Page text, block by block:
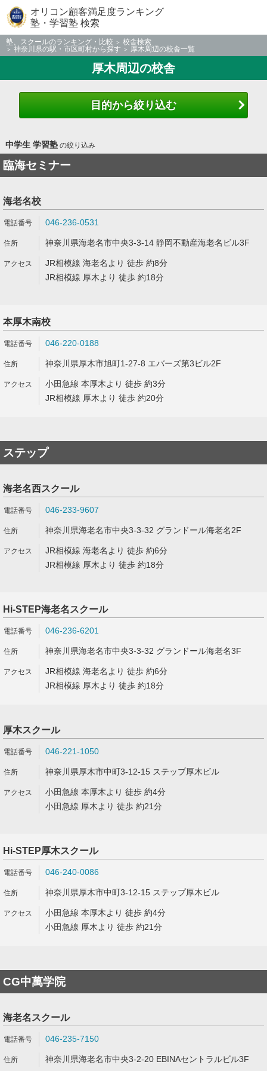
オリコン顧客満足度ランキング
塾・学習塾 検索
塾、スクールのランキング・比較
校舎検索
神奈川県の駅・市区町村から探す
厚木周辺の校舎一覧
厚木周辺の校舎
目的から絞り込む
中学生 学習塾の絞り込み
臨海セミナー
海老名校
046-236-0531
神奈川県海老名市中央3-3-14 静岡不動産海老名ビル3F
JR相模線 海老名より 徒歩 約8分
JR相模線 厚木より 徒歩 約18分
本厚木南校
046-220-0188
神奈川県厚木市旭町1-27-8 エバーズ第3ビル2F
小田急線 本厚木より 徒歩 約3分
JR相模線 厚木より 徒歩 約20分
ステップ
海老名西スクール
046-233-9607
神奈川県海老名市中央3-3-32 グランドール海老名2F
JR相模線 海老名より 徒歩 約6分
JR相模線 厚木より 徒歩 約18分
Hi-STEP海老名スクール
046-236-6201
神奈川県海老名市中央3-3-32 グランドール海老名3F
JR相模線 海老名より 徒歩 約6分
JR相模線 厚木より 徒歩 約18分
厚木スクール
046-221-1050
神奈川県厚木市中町3-12-15 ステップ厚木ビル
小田急線 本厚木より 徒歩 約4分
小田急線 厚木より 徒歩 約21分
Hi-STEP厚木スクール
046-240-0086
神奈川県厚木市中町3-12-15 ステップ厚木ビル
小田急線 本厚木より 徒歩 約4分
小田急線 厚木より 徒歩 約21分
CG中萬学院
海老名スクール
046-235-7150
神奈川県海老名市中央3-2-20 EBINAセントラルビル3F